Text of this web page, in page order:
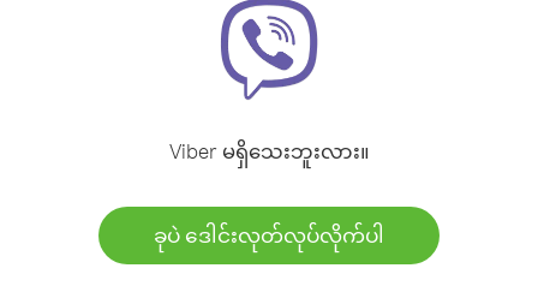
Viber မရှိသေးဘူးလား။
ခုပဲ ဒေါင်းလုတ်လုပ်လိုက်ပါ